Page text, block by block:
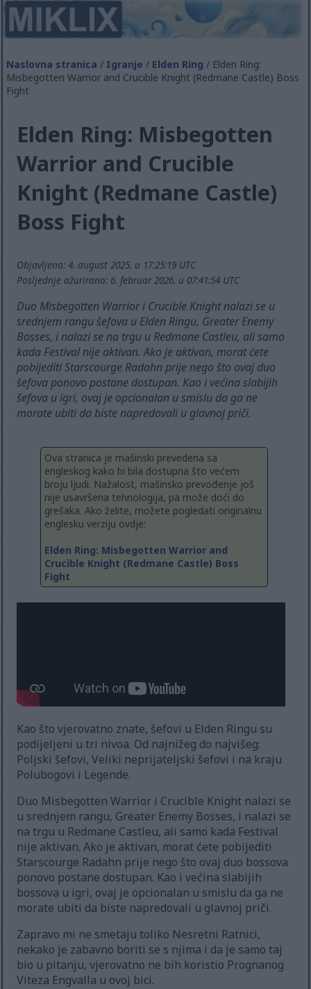
Naslovna stranica / Igranje / Elden Ring / Elden Ring:
Misbegotten Warrior and Crucible Knight (Redmane Castle) Boss
Fight
Elden Ring: Misbegotten
Warrior and Crucible
Knight (Redmane Castle)
Boss Fight
Objavljeno: 4. august 2025. u 17:25:19 UTC
Posljednje ažurirano: 6. februar 2026. u 07:41:54 UTC
Duo Misbegotten Warrior i Crucible Knight nalazi se u
srednjem rangu šefova u Elden Ringu, Greater Enemy
Bosses, i nalazi se na trgu u Redmane Castleu, ali samo
kada Festival nije aktivan. Ako je aktivan, morat ćete
pobijediti Starscourge Radahn prije nego što ovaj duo
šefova ponovo postane dostupan. Kao i većina slabijih
šefova u igri, ovaj je opcionalan u smislu da ga ne
morate ubiti da biste napredovali u glavnoj priči.
Ova stranica je mašinski prevedena sa
engleskog kako bi bila dostupna što većem
broju ljudi. Nažalost, mašinsko prevođenje još
nije usavršena tehnologija, pa može doći do
grešaka. Ako želite, možete pogledati originalnu
englesku verziju ovdje:
Elden Ring: Misbegotten Warrior and
Crucible Knight (Redmane Castle) Boss
Fight
Kao što vjerovatno znate, šefovi u Elden Ringu su
podijeljeni u tri nivoa. Od najnižeg do najvišeg:
Poljski šefovi, Veliki neprijateljski šefovi i na kraju
Polubogovi i Legende.
Duo Misbegotten Warrior i Crucible Knight nalazi se
u srednjem rangu, Greater Enemy Bosses, i nalazi se
na trgu u Redmane Castleu, ali samo kada Festival
nije aktivan. Ako je aktivan, morat ćete pobijediti
Starscourge Radahn prije nego što ovaj duo bossova
ponovo postane dostupan. Kao i većina slabijih
bossova u igri, ovaj je opcionalan u smislu da ga ne
morate ubiti da biste napredovali u glavnoj priči.
Zapravo mi ne smetaju toliko Nesretni Ratnici,
nekako je zabavno boriti se s njima i da je samo taj
bio u pitanju, vjerovatno ne bih koristio Prognanog
Viteza Engvalla u ovoj bici.